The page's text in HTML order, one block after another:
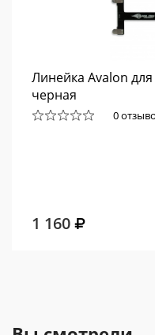
Линейка Avalon для
черная
0
1 160